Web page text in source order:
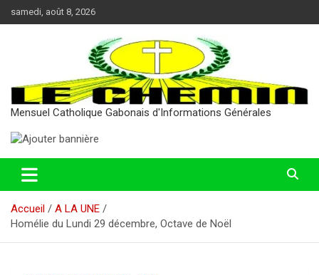
au
samedi, août 8, 2026
Mensuel Catholique Gabonais d'Informations Générales
Accueil
A LA UNE
Homélie du Lundi 29 décembre, Octave de Noël